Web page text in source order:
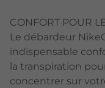
CONFORT POUR
Le débardeur
indispensable
la transpiration
concentrer sur